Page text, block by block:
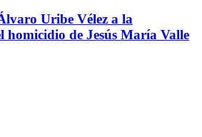
Uribe Vélez a la
homicidio de Jesús María Valle